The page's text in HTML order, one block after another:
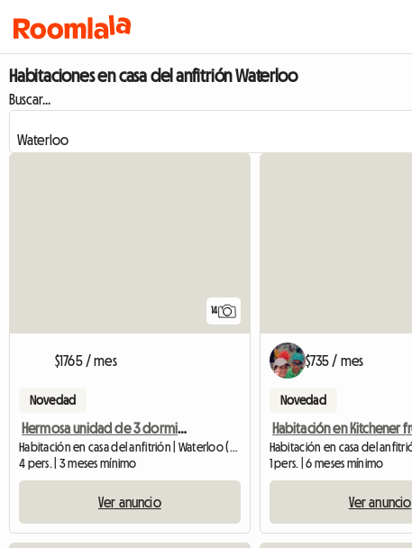
Habitaciones en casa del anfitrión Waterloo
Buscar...
14
$1765 / mes
Novedad
Hermosa unidad de 3 dormitorios
Habitación en casa del anfitrión | Waterloo (N2K 2Y7) | 1000 SQFT
4 pers. | 3 meses mínimo
Ver anuncio
$735 / mes
Novedad
1 pers. | 6 meses mínimo
Ver anuncio